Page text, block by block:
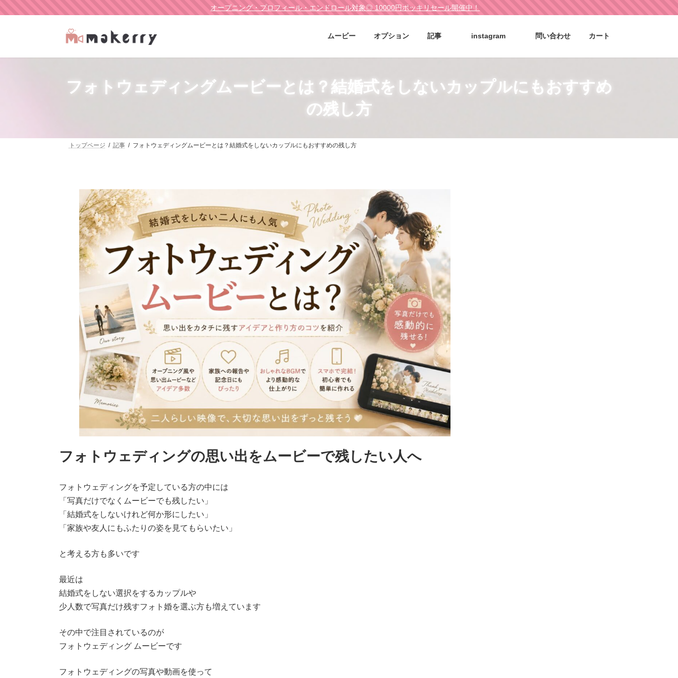
オープニング・プロフィール・エンドロール対象◎ 10000円ポッキリセール開催中！
ムービー オプション 記事 instagram 問い合わせ カート
フォトウェディングムービーとは？結婚式をしないカップルにもおすすめ
の残し方
トップページ 記事 フォトウェディングムービーとは？結婚式をしないカップルにもおすすめの残し方
フォトウェディングの思い出をムービーで残したい人へ
フォトウェディングを予定している方の中には
「写真だけでなくムービーでも残したい」
「結婚式をしないけれど何か形にしたい」
「家族や友人にもふたりの姿を見てもらいたい」
と考える方も多いです
最近は
結婚式をしない選択をするカップルや
少人数で写真だけ残すフォト婚を選ぶ方も増えています
その中で注目されているのが
フォトウェディング ムービーです
フォトウェディングの写真や動画を使って